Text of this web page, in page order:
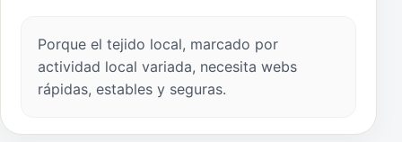
Porque el tejido local, marcado por
actividad local variada, necesita webs
rápidas, estables y seguras.